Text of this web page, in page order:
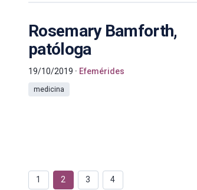
Rosemary Bamforth,
patóloga
19/10/2019 Efemérides
medicina
1 2 3 4